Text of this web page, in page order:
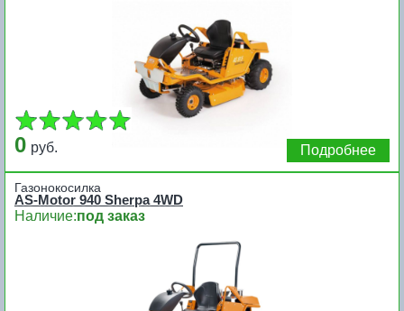
0 руб. Подробнее
Газонокосилка
AS-Motor 940 Sherpa 4WD
Наличие:под заказ